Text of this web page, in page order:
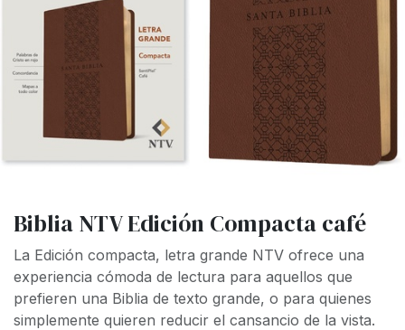
Biblia NTV Edición Compacta café
La Edición compacta, letra grande NTV ofrece una
experiencia cómoda de lectura para aquellos que
prefieren una Biblia de texto grande, o para quienes
simplemente quieren reducir el cansancio de la vista.